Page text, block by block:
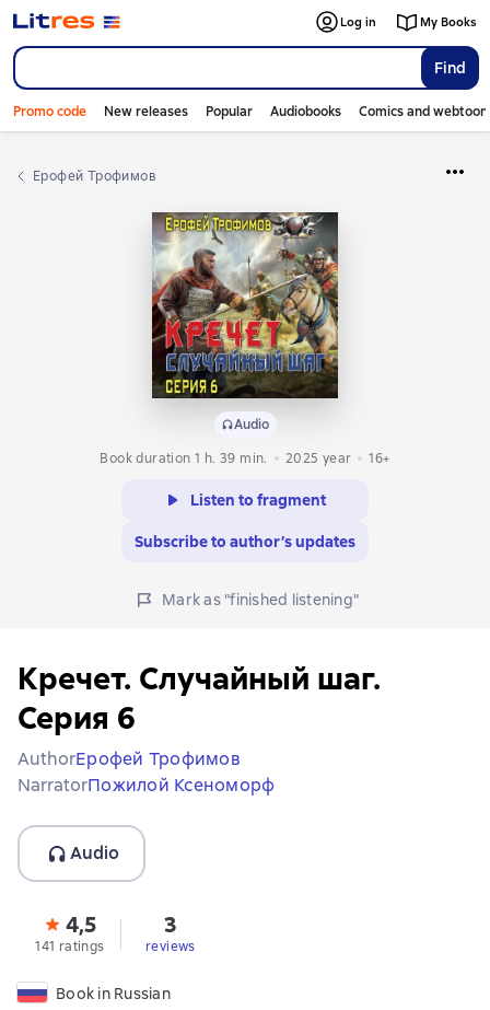
Find
Log in My Books
Promo code New releases Popular Audiobooks Comics and
Ерофей Трофимов
Audio
Book duration 1 h. 39 min.
2025 year 16+
Listen to fragment
Subscribe to author’s updates
Mark as "finished listening"
Кречет. Случайный шаг.
Серия 6
AuthorЕрофей Трофимов
NarratorПожилой Ксеноморф
Audio
4,5
141 ratings
3
reviews
Book in Russian